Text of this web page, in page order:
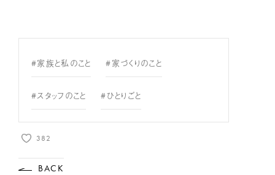
#家族と私のこと #家づくりのこと
#スタッフのこと #ひとりごと
382
BACK